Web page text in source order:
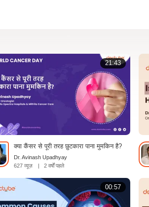
21:43
क्या कैंसर से पूरी तरह छुटकारा पाना मुमकिन है?
Dr. Avinash Upadhyay
627 व्यूज़
| 2 वर्षों पहले
00:57